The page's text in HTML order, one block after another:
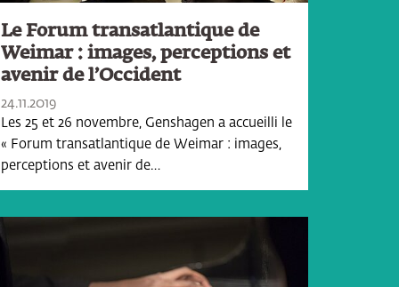
Le Forum transatlantique de
Weimar : images, perceptions et
avenir de l’Occident
24.11.2019
Les 25 et 26 novembre, Genshagen a accueilli le
« Forum transatlantique de Weimar : images,
perceptions et avenir de…